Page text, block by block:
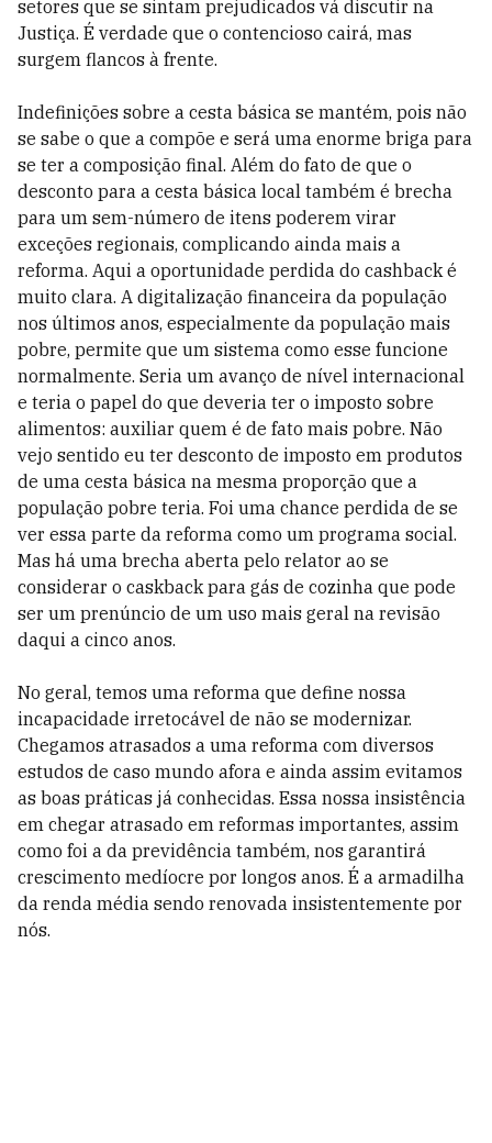
setores que se sintam prejudicados vá discutir na
Justiça. É verdade que o contencioso cairá, mas
surgem flancos à frente.
Indefinições sobre a cesta básica se mantém, pois não
se sabe o que a compõe e será uma enorme briga para
se ter a composição final. Além do fato de que o
desconto para a cesta básica local também é brecha
para um sem-número de itens poderem virar
exceções regionais, complicando ainda mais a
reforma. Aqui a oportunidade perdida do cashback é
muito clara. A digitalização financeira da população
nos últimos anos, especialmente da população mais
pobre, permite que um sistema como esse funcione
normalmente. Seria um avanço de nível internacional
e teria o papel do que deveria ter o imposto sobre
alimentos: auxiliar quem é de fato mais pobre. Não
vejo sentido eu ter desconto de imposto em produtos
de uma cesta básica na mesma proporção que a
população pobre teria. Foi uma chance perdida de se
ver essa parte da reforma como um programa social.
Mas há uma brecha aberta pelo relator ao se
considerar o caskback para gás de cozinha que pode
ser um prenúncio de um uso mais geral na revisão
daqui a cinco anos.
No geral, temos uma reforma que define nossa
incapacidade irretocável de não se modernizar.
Chegamos atrasados a uma reforma com diversos
estudos de caso mundo afora e ainda assim evitamos
as boas práticas já conhecidas. Essa nossa insistência
em chegar atrasado em reformas importantes, assim
como foi a da previdência também, nos garantirá
crescimento medíocre por longos anos. É a armadilha
da renda média sendo renovada insistentemente por
nós.